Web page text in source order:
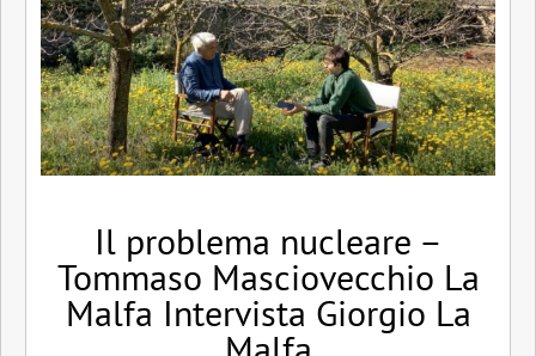
Il problema nucleare –
Tommaso Masciovecchio La
Malfa Intervista Giorgio La